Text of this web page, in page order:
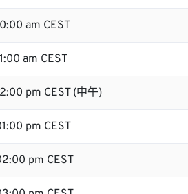
am CEST
am CEST
pm CEST (中午)
pm CEST
pm CEST